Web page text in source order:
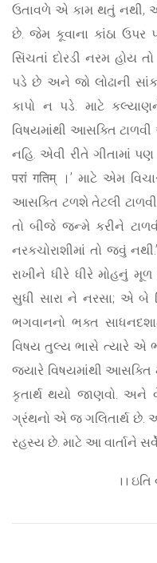
ઉતાવળે એ કામ થતું નથી,
છે. જેમ કૂવાના કાંઠા ઉપર
સિંચતાં દોરડી નરમ હોય
પડે છે અને જો લોઢાની
કાપો ન પડે. માટે
વિષયમાંથી આસક્તિ
નહિ. એવી રીતે ગીતામાં પણ
परां गतिम् ।’ માટે એમ
આસક્તિ ટળશે તેટલી
તો બીજે જન્મે કરીને
નરકચોરાશીમાં તો જવું
રાખીને ધીરે ધીરે મોહનું
સુધી સારા ને નરસા; એ
ભગવાનનો ભક્ત
વિષય તુલ્ય ભાસે ત્યારે એ
જ્યારે વિષયમાંથી આસક્તિ
કૃતાર્થ થયો જાણવો. અને
ગ્રંથનો એ જ ગલિતાર્થ છે.
રહસ્ય છે. માટે આ વાર્તાને
।।